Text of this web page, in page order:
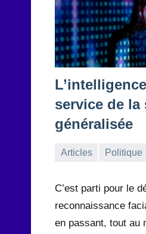
service de
généralisée
Articles Politique
C’est parti pour le
reconnaissance
en passant, tout au